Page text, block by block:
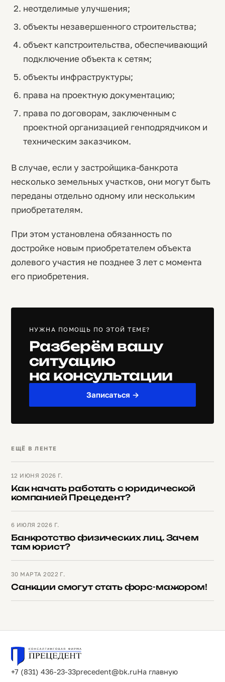
неотделимые улучшения;
объекты незавершенного строительства;
объект капстроительства, обеспечивающий
подключение объекта к сетям;
объекты инфраструктуры;
права на проектную документацию;
права по договорам, заключенным с
проектной организацией генподрядчиком и
техническим заказчиком.
В случае, если у застройщика-банкрота
несколько земельных участков, они могут быть
переданы отдельно одному или нескольким
приобретателям.
При этом установлена обязанность по
достройке новым приобретателем объекта
долевого участия не позднее 3 лет с момента
его приобретения.
НУЖНА ПОМОЩЬ ПО ЭТОЙ ТЕМЕ?
Разберём вашу
ситуацию
на консультации
Записаться →
ЕЩЁ В ЛЕНТЕ
12 ИЮНЯ 2026 Г.
Как начать работать с юридической
компанией Прецедент?
6 ИЮЛЯ 2026 Г.
Банкротство физических лиц. Зачем
там юрист?
30 МАРТА 2022 Г.
Санкции смогут стать форс-мажором!
+7 (831) 436-23-33precedent@bk.ruНа главную